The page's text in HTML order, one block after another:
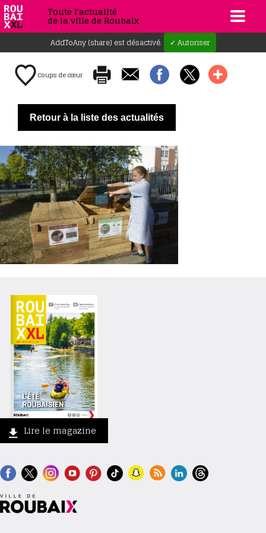
Toute l'actualité
de la ville de Roubaix
AddToAny (share) est désactivé. ✓ Autoriser
Coups de cœur
Retour à la liste des actualités
Lire le magazine